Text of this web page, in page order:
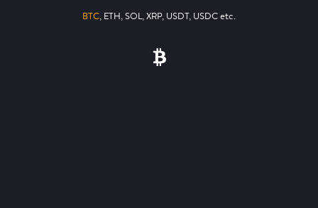
BTC, ETH, SOL, XRP, USDT, USDC etc.